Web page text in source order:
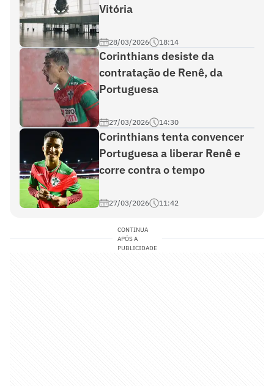
Vitória
28/03/2026 18:14
Corinthians desiste da
contratação de Renê, da
Portuguesa
27/03/2026 14:30
Corinthians tenta convencer
Portuguesa a liberar Renê e
corre contra o tempo
27/03/2026 11:42
CONTINUA
APÓS A
PUBLICIDADE